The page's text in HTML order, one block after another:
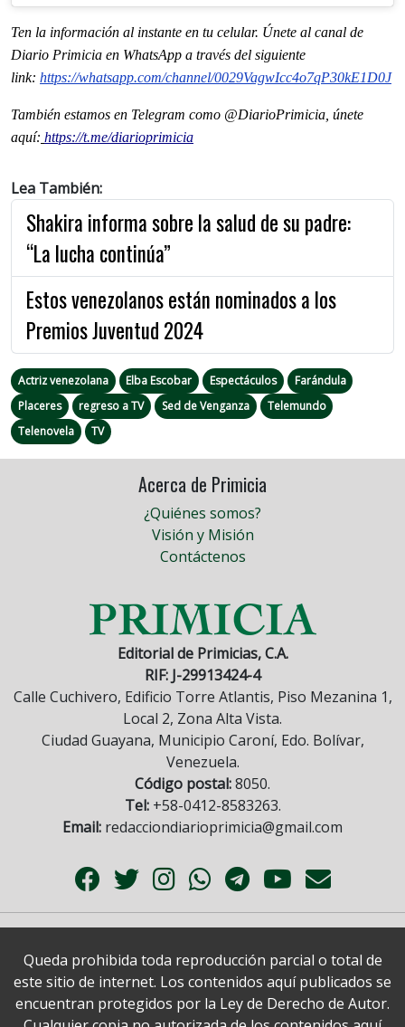
Ten la información al instante en tu celular. Únete al canal de
Diario Primicia en WhatsApp a través del siguiente
link: https://whatsapp.com/channel/0029VagwIcc4o7qP30kE1D0J
También estamos en Telegram como @DiarioPrimicia, únete
aquí: https://t.me/diarioprimicia
Lea También:
Shakira informa sobre la salud de su padre:
“La lucha continúa”
Estos venezolanos están nominados a los
Premios Juventud 2024
Actriz venezolana Elba Escobar Espectáculos
Farándula
Placeres
regreso a TV Sed de Venganza
Telemundo
Telenovela
TV
Acerca de Primicia
¿Quiénes somos?
Visión y Misión
Contáctenos
Editorial de Primicias, C.A.
RIF: J-29913424-4
Calle Cuchivero, Edificio Torre Atlantis, Piso Mezanina 1,
Local 2, Zona Alta Vista.
Ciudad Guayana, Municipio Caroní, Edo. Bolívar,
Venezuela.
Código postal:8050.
Tel:+58-0412-8583263.
Email: redacciondiarioprimicia@gmail.com
Queda prohibida toda reproducción parcial o total de
este sitio de internet. Los contenidos aquí publicados se
encuentran protegidos por la Ley de Derecho de Autor.